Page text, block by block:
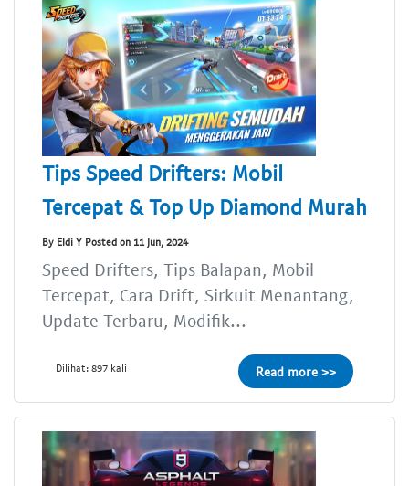
Tips Speed Drifters: Mobil
Tercepat & Top Up Diamond Murah
By Eldi Y Posted on 11 Jun, 2024
Speed Drifters, Tips Balapan, Mobil
Tercepat, Cara Drift, Sirkuit Menantang,
Update Terbaru, Modifik...
Dilihat: 897 kali Read more >>